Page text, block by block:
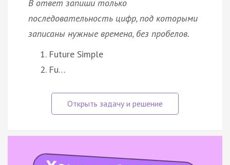
В ответ запиши только
последовательность цифр, под которыми
записаны нужные времена, без пробелов.
Future Simple
Fu…